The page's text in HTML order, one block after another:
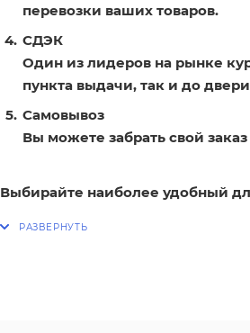
перевозки ваших товаров.
СДЭК
Один из лидеров на рынке
пункта выдачи, так и до
Самовывоз
Вы можете забрать свой
Выбирайте наиболее удобный